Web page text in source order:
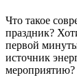
Что такое
праздник?
первой
источник
мероприятию?